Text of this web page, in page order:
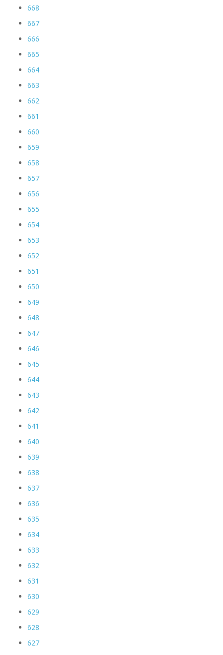
668
667
666
665
664
663
662
661
660
659
658
657
656
655
654
653
652
651
650
649
648
647
646
645
644
643
642
641
640
639
638
637
636
635
634
633
632
631
630
629
628
627